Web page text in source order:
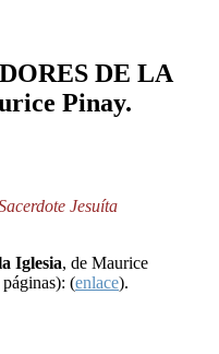
DE LA
Pinay.
Jesuíta
Iglesia, de Maurice
(enlace).